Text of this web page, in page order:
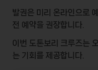
발권은 미리 온라인으로
전 예약을 권장합니다.
이번 도톤보리 크루즈는
는 기회를 제공합니다.